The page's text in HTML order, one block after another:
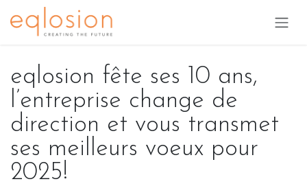
Se rendre au contenu
eqlosion fête ses 10 ans,
l’entreprise change de
direction et vous transmet
ses meilleurs voeux pour
2025!